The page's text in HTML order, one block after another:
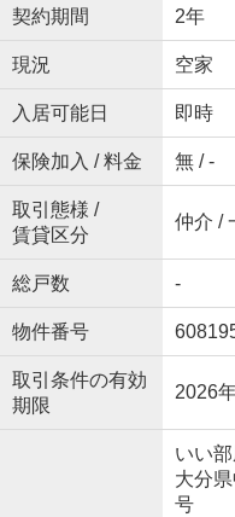
契約期間 2年
現況 空家
入居可能日 即時
保険加入 / 料金 無 / -
取引態様 /
賃貸区分
仲介 /
総戸数 -
物件番号
取引条件の有効
期限
2026
いい
大分
号